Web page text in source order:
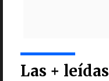
Las + leídas